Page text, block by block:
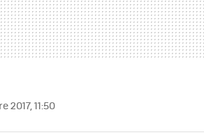
2017, 11:50